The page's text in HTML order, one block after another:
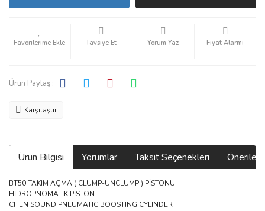
Tavsiye Et Yorum Yaz Fiyat Alarmı
Ürün Paylaş :
Karşılaştır
Ürün Bilgisi Yorumlar Taksit Seçenekleri
BT50 TAKIM AÇMA ( CLUMP-UNCLUMP ) PİSTONU
HİDROPNÖMATİK PİSTON
CHEN SOUND PNEUMATIC BOOSTING CYLINDER